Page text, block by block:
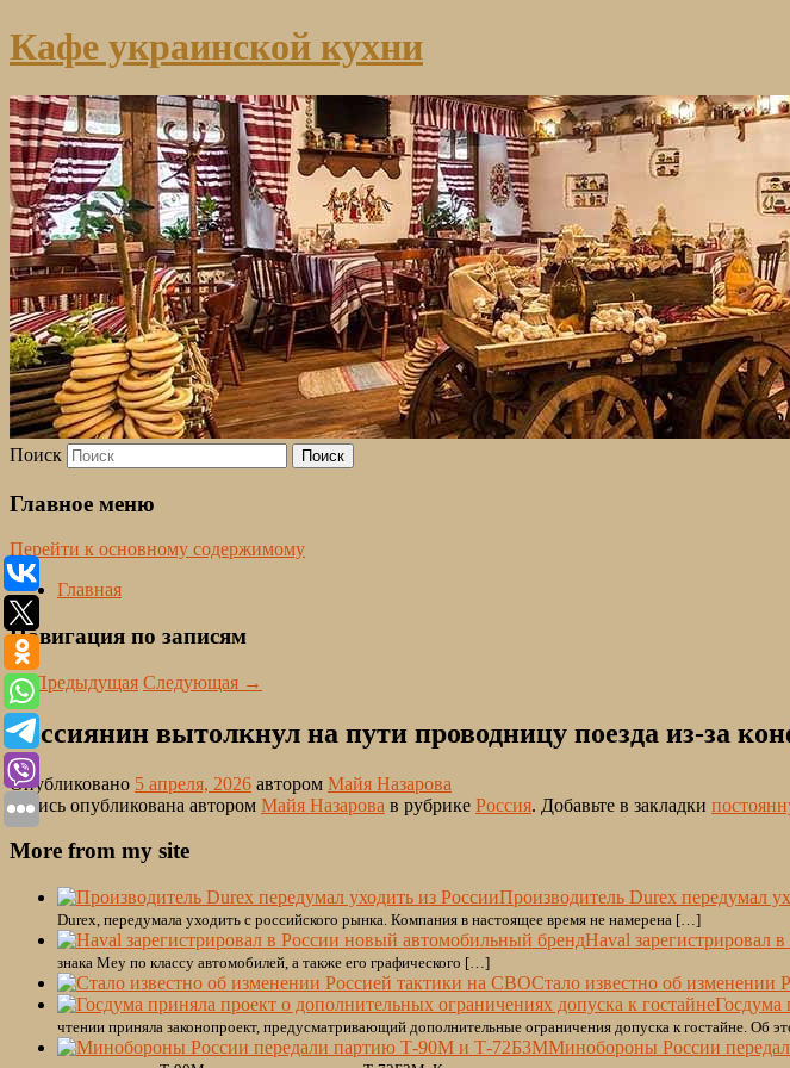
Кафе украинской кухни
Поиск
Главное меню
Перейти к основному содержимому
Главная
Навигация по записям
←Предыдущая Следующая →
Россиянин вытолкнул на пути проводницу поезда из-за
Опубликовано 5 апреля, 2026 автором Майя Назарова
Запись опубликована автором Майя Назарова в рубрике Россия. Добавьте в закладки
More from my site
Производитель Durex передумал
Durex, передумала уходить с российского рынка. Компания в настоящее время не намерена […]
Haval зарегистрировал
знака Mey по классу автомобилей, а также его графического […]
Стало известно об изменении
Госдума
чтении приняла законопроект, предусматривающий дополнительные ограничения допуска к гостайне.
Минобороны России